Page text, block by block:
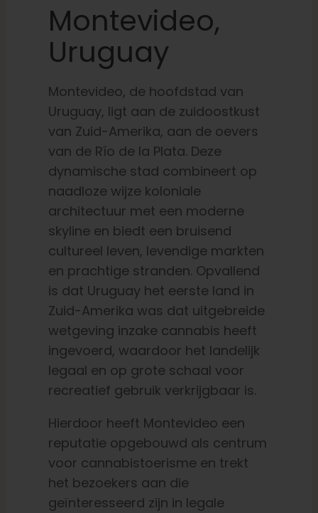
Montevideo,
Uruguay
Montevideo, de hoofdstad van
Uruguay, ligt aan de zuidoostkust
van Zuid-Amerika, aan de oevers
van de Río de la Plata. Deze
dynamische stad combineert op
naadloze wijze koloniale
architectuur met een moderne
skyline en biedt een bruisend
cultureel leven, levendige markten
en prachtige stranden. Opvallend
is dat Uruguay het eerste land in
Zuid-Amerika was dat uitgebreide
wetgeving inzake cannabis heeft
ingevoerd, waardoor het landelijk
legaal en op grote schaal voor
recreatief gebruik verkrijgbaar is.
Hierdoor heeft Montevideo een
reputatie opgebouwd als centrum
voor cannabistoerisme en trekt
het bezoekers aan die
geïnteresseerd zijn in legale